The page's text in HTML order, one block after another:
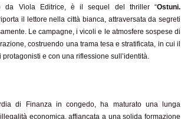
da Viola Editrice, è il sequel del thriller “Ostuni.
il lettore nella città bianca, attraversata da segreti
Le campagne, i vicoli e le atmosfere sospese di
costruendo una trama tesa e stratificata, in cui il
e con una riflessione sull’identità.
di Finanza in congedo, ha maturato una lunga
economica, affiancata a una solida formazione